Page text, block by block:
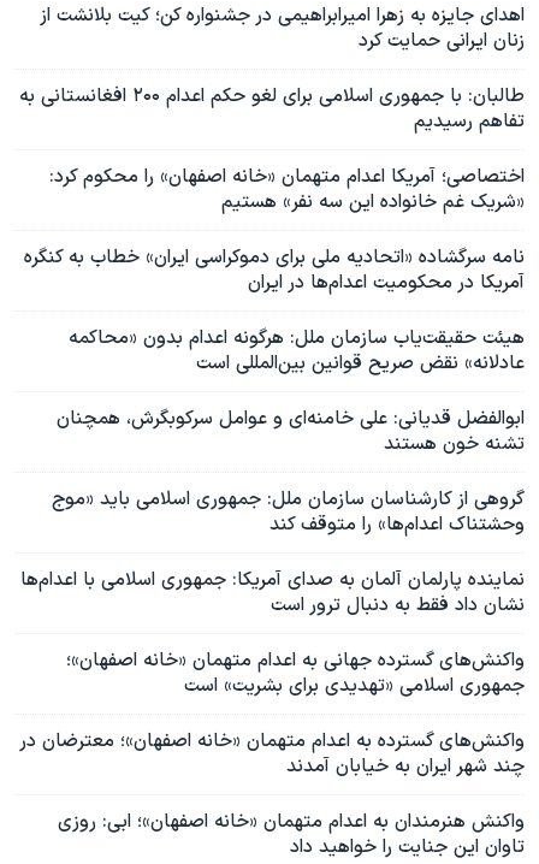
اهدای جایزه به زهرا امیرابراهیمی در جشنواره کن؛ کیت بلانشت از
زنان ایرانی حمایت کرد
طالبان: با جمهوری اسلامی برای لغو حکم اعدام ۲۰۰ افغانستانی به
تفاهم رسیدیم
اختصاصی؛ آمریکا اعدام متهمان «خانه اصفهان» را محکوم کرد:
«شریک غم خانواده این سه نفر» هستیم
نامه سرگشاده «اتحادیه ملی برای دموکراسی ایران» خطاب به کنگره
آمریکا در محکومیت اعدام‌ها در ایران
هیئت حقیقت‌یاب سازمان ملل: هرگونه اعدام بدون «محاکمه
عادلانه» نقض صریح قوانین بین‌المللی است
ابوالفضل قدیانی:‌ علی خامنه‌ای و عوامل سرکوبگرش، همچنان
تشنه‌ خون هستند
​​گروهی از کارشناسان سازمان ملل: جمهوری اسلامی باید «موج
وحشتناک اعدام‌ها» را متوقف کند
نماینده پارلمان آلمان به صدای آمریکا: جمهوری اسلامی با اعدام‌ها
نشان داد فقط به دنبال ترور است
واکنش‌‌های گسترده جهانی به اعدام متهمان «خانه اصفهان»؛
جمهوری اسلامی «تهدیدی برای بشریت» است
واکنش‌های گسترده به اعدام‌‌ متهمان «خانه اصفهان»؛ معترضان در
چند شهر ایران به خیابان آمدند
واکنش هنرمندان به اعدام متهمان «خانه اصفهان»؛ ابی: روزی
تاوان این جنایت را خواهید داد